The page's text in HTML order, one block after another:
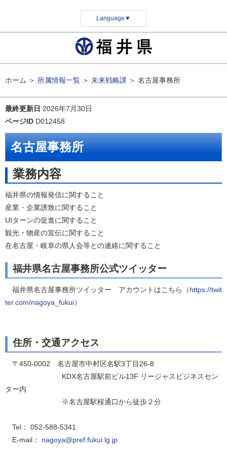
Language ▼
ホーム ＞ 所属情報一覧 ＞ 未来戦略課 ＞ 名古屋事務所
最終更新日 2026年7月30日
ページID D012458
名古屋事務所
業務内容
福井県の情報発信に関すること
産業・企業誘致に関すること
UIターンの促進に関すること
観光・物産の宣伝に関すること
在名古屋・岐阜の県人会等との連絡に関すること
福井県名古屋事務所公式ツイッター
福井県名古屋事務所ツイッター アカウントはこちら（https://twit
ter.com/nagoya_fukui）
住所・交通アクセス
〒450-0002 名古屋市中村区名駅3丁目26-8
KDX名古屋駅前ビル13F リージャスビジネスセン
ター内
※名古屋駅桜通口から徒歩２分
Tel： 052-588-5341
E-mail： nagoya@pref.fukui.lg.jp